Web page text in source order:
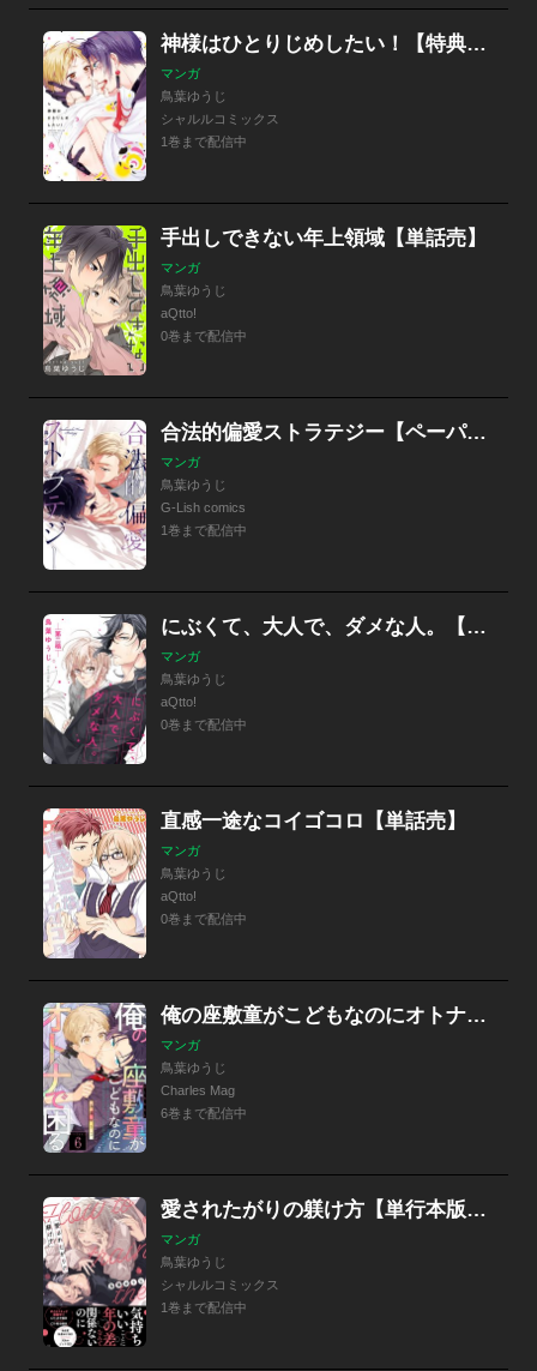
神様はひとりじめしたい！【特典付き】
マンガ
鳥葉ゆうじ
シャルルコミックス
1巻まで配信中
手出しできない年上領域【単話売】
マンガ
鳥葉ゆうじ
aQtto!
0巻まで配信中
合法的偏愛ストラテジー【ペーパー付】
マンガ
鳥葉ゆうじ
G-Lish comics
1巻まで配信中
にぶくて、大人で、ダメな人。【単話売】
マンガ
鳥葉ゆうじ
aQtto!
0巻まで配信中
直感一途なコイゴコロ【単話売】
マンガ
鳥葉ゆうじ
aQtto!
0巻まで配信中
俺の座敷童がこどもなのにオトナで困る
マンガ
鳥葉ゆうじ
Charles Mag
6巻まで配信中
愛されたがりの躾け方【単行本版】【特典付き】
マンガ
鳥葉ゆうじ
シャルルコミックス
1巻まで配信中